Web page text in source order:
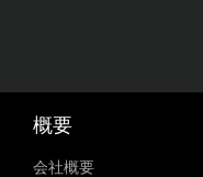
概要
会社概要